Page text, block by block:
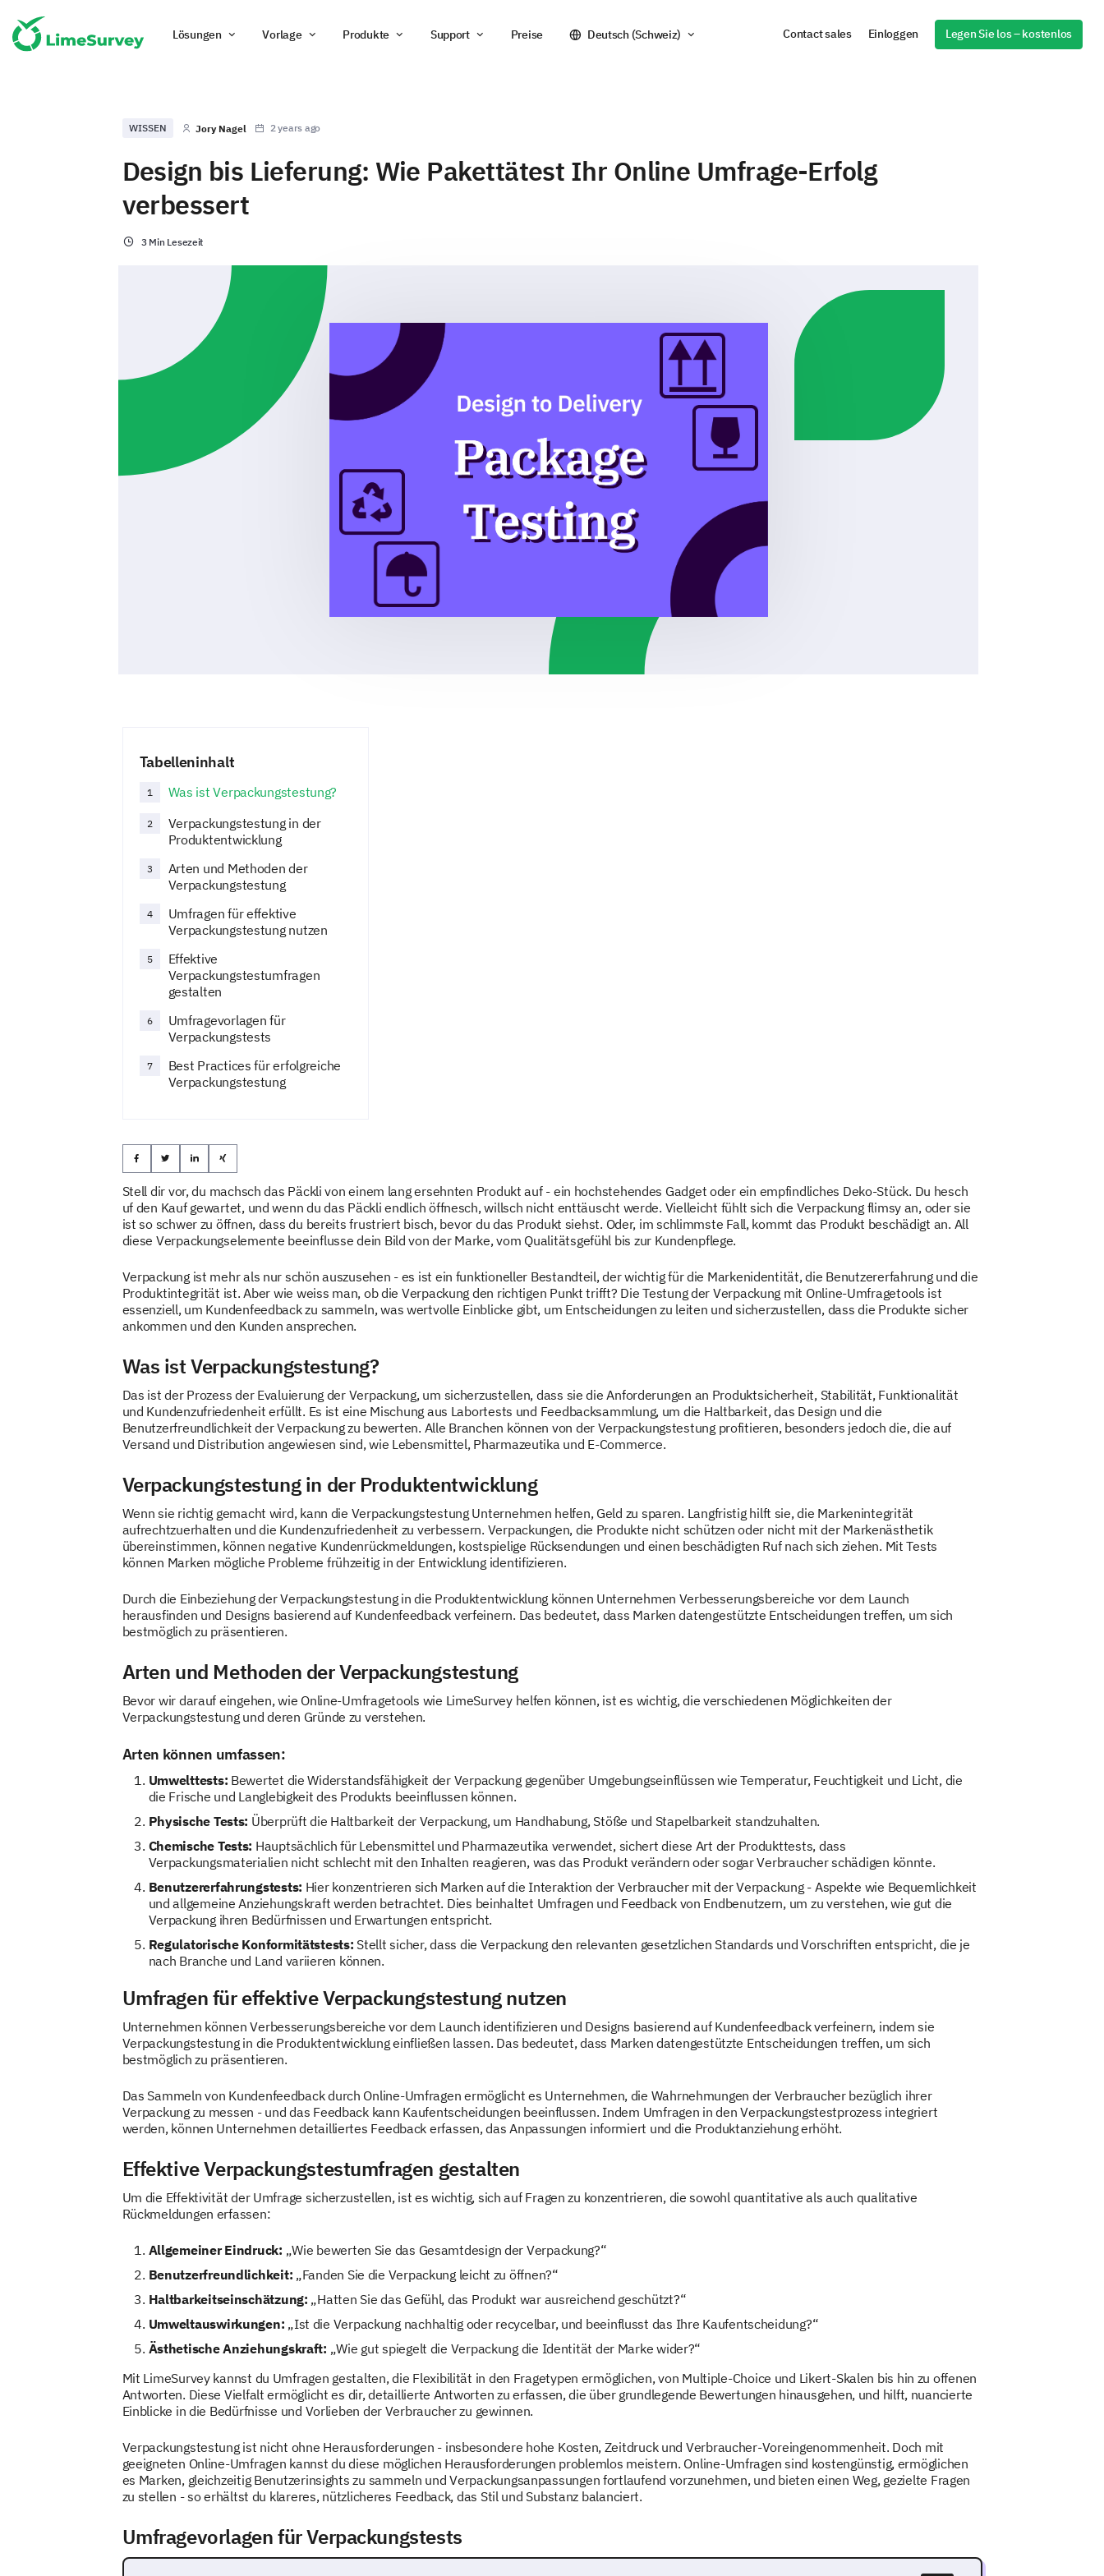
Lösungen Vorlage Produkte Support Preise Deutsch (Schweiz) Contact sales Einloggen Legen Sie los – kostenlos
WISSEN Jory Nagel 2 years ago
Design bis Lieferung: Wie Pakettätest Ihr Online Umfrage-Erfolg
verbessert
3 Min Lesezeit
Tabelleninhalt
1 Was ist Verpackungstestung?
2
Verpackungstestung in der
Produktentwicklung
3
Arten und Methoden der
Verpackungstestung
4
Umfragen für effektive
Verpackungstestung nutzen
5
Effektive
Verpackungstestumfragen
gestalten
6
Umfragevorlagen für
Verpackungstests
7
Best Practices für erfolgreiche
Verpackungstestung
Stell dir vor, du machsch das Päckli von einem lang ersehnten Produkt auf - ein hochstehendes Gadget oder ein empfindliches Deko-Stück. Du hesch
uf den Kauf gewartet, und wenn du das Päckli endlich öffnesch, willsch nicht enttäuscht werde. Vielleicht fühlt sich die Verpackung flimsy an, oder sie
ist so schwer zu öffnen, dass du bereits frustriert bisch, bevor du das Produkt siehst. Oder, im schlimmste Fall, kommt das Produkt beschädigt an. All
diese Verpackungselemente beeinflusse dein Bild von der Marke, vom Qualitätsgefühl bis zur Kundenpflege.
Verpackung ist mehr als nur schön auszusehen - es ist ein funktioneller Bestandteil, der wichtig für die Markenidentität, die Benutzererfahrung und die
Produktintegrität ist. Aber wie weiss man, ob die Verpackung den richtigen Punkt trifft? Die Testung der Verpackung mit Online-Umfragetools ist
essenziell, um Kundenfeedback zu sammeln, was wertvolle Einblicke gibt, um Entscheidungen zu leiten und sicherzustellen, dass die Produkte sicher
ankommen und den Kunden ansprechen.
Was ist Verpackungstestung?
Das ist der Prozess der Evaluierung der Verpackung, um sicherzustellen, dass sie die Anforderungen an Produktsicherheit, Stabilität, Funktionalität
und Kundenzufriedenheit erfüllt. Es ist eine Mischung aus Labortests und Feedbacksammlung, um die Haltbarkeit, das Design und die
Benutzerfreundlichkeit der Verpackung zu bewerten. Alle Branchen können von der Verpackungstestung profitieren, besonders jedoch die, die auf
Versand und Distribution angewiesen sind, wie Lebensmittel, Pharmazeutika und E-Commerce.
Verpackungstestung in der Produktentwicklung
Wenn sie richtig gemacht wird, kann die Verpackungstestung Unternehmen helfen, Geld zu sparen. Langfristig hilft sie, die Markenintegrität
aufrechtzuerhalten und die Kundenzufriedenheit zu verbessern. Verpackungen, die Produkte nicht schützen oder nicht mit der Markenästhetik
übereinstimmen, können negative Kundenrückmeldungen, kostspielige Rücksendungen und einen beschädigten Ruf nach sich ziehen. Mit Tests
können Marken mögliche Probleme frühzeitig in der Entwicklung identifizieren.
Durch die Einbeziehung der Verpackungstestung in die Produktentwicklung können Unternehmen Verbesserungsbereiche vor dem Launch
herausfinden und Designs basierend auf Kundenfeedback verfeinern. Das bedeutet, dass Marken datengestützte Entscheidungen treffen, um sich
bestmöglich zu präsentieren.
Arten und Methoden der Verpackungstestung
Bevor wir darauf eingehen, wie Online-Umfragetools wie LimeSurvey helfen können, ist es wichtig, die verschiedenen Möglichkeiten der
Verpackungstestung und deren Gründe zu verstehen.
Arten können umfassen:
Umwelttests: Bewertet die Widerstandsfähigkeit der Verpackung gegenüber Umgebungseinflüssen wie Temperatur, Feuchtigkeit und Licht, die
die Frische und Langlebigkeit des Produkts beeinflussen können.
Physische Tests: Überprüft die Haltbarkeit der Verpackung, um Handhabung, Stöße und Stapelbarkeit standzuhalten.
Chemische Tests: Hauptsächlich für Lebensmittel und Pharmazeutika verwendet, sichert diese Art der Produkttests, dass
Verpackungsmaterialien nicht schlecht mit den Inhalten reagieren, was das Produkt verändern oder sogar Verbraucher schädigen könnte.
Benutzererfahrungstests: Hier konzentrieren sich Marken auf die Interaktion der Verbraucher mit der Verpackung - Aspekte wie Bequemlichkeit
und allgemeine Anziehungskraft werden betrachtet. Dies beinhaltet Umfragen und Feedback von Endbenutzern, um zu verstehen, wie gut die
Verpackung ihren Bedürfnissen und Erwartungen entspricht.
Regulatorische Konformitätstests: Stellt sicher, dass die Verpackung den relevanten gesetzlichen Standards und Vorschriften entspricht, die je
nach Branche und Land variieren können.
Umfragen für effektive Verpackungstestung nutzen
Unternehmen können Verbesserungsbereiche vor dem Launch identifizieren und Designs basierend auf Kundenfeedback verfeinern, indem sie
Verpackungstestung in die Produktentwicklung einfließen lassen. Das bedeutet, dass Marken datengestützte Entscheidungen treffen, um sich
bestmöglich zu präsentieren.
Das Sammeln von Kundenfeedback durch Online-Umfragen ermöglicht es Unternehmen, die Wahrnehmungen der Verbraucher bezüglich ihrer
Verpackung zu messen - und das Feedback kann Kaufentscheidungen beeinflussen. Indem Umfragen in den Verpackungstestprozess integriert
werden, können Unternehmen detailliertes Feedback erfassen, das Anpassungen informiert und die Produktanziehung erhöht.
Effektive Verpackungstestumfragen gestalten
Um die Effektivität der Umfrage sicherzustellen, ist es wichtig, sich auf Fragen zu konzentrieren, die sowohl quantitative als auch qualitative
Rückmeldungen erfassen:
Allgemeiner Eindruck: „Wie bewerten Sie das Gesamtdesign der Verpackung?“
Benutzerfreundlichkeit: „Fanden Sie die Verpackung leicht zu öffnen?“
Haltbarkeitseinschätzung: „Hatten Sie das Gefühl, das Produkt war ausreichend geschützt?“
Umweltauswirkungen: „Ist die Verpackung nachhaltig oder recycelbar, und beeinflusst das Ihre Kaufentscheidung?“
Ästhetische Anziehungskraft: „Wie gut spiegelt die Verpackung die Identität der Marke wider?“
Mit LimeSurvey kannst du Umfragen gestalten, die Flexibilität in den Fragetypen ermöglichen, von Multiple-Choice und Likert-Skalen bis hin zu offenen
Antworten. Diese Vielfalt ermöglicht es dir, detaillierte Antworten zu erfassen, die über grundlegende Bewertungen hinausgehen, und hilft, nuancierte
Einblicke in die Bedürfnisse und Vorlieben der Verbraucher zu gewinnen.
Verpackungstestung ist nicht ohne Herausforderungen - insbesondere hohe Kosten, Zeitdruck und Verbraucher-Voreingenommenheit. Doch mit
geeigneten Online-Umfragen kannst du diese möglichen Herausforderungen problemlos meistern. Online-Umfragen sind kostengünstig, ermöglichen
es Marken, gleichzeitig Benutzerinsights zu sammeln und Verpackungsanpassungen fortlaufend vorzunehmen, und bieten einen Weg, gezielte Fragen
zu stellen - so erhältst du klareres, nützlicheres Feedback, das Stil und Substanz balanciert.
Umfragevorlagen für Verpackungstests